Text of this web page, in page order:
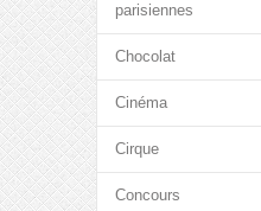
parisiennes
Chocolat
Cinéma
Cirque
Concours